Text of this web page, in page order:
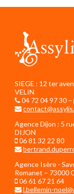
SIEGE : 12 ter
VELIN
04 72 04 97 30 –
Agence Dijon : 5
DIJON
06 81 32 22 80
Agence Isère -
Romanet – 73000
06 61 67 21 64
l.bellemin-